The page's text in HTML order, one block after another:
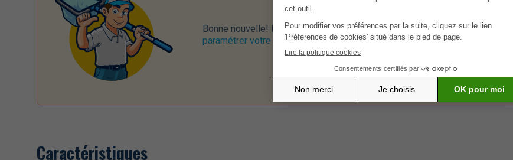
Bonne nouvelle! En configurant votre piscine sur MisterPool, vous
paramétrer votre piscine.>
Caractéristiques